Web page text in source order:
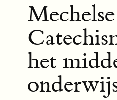
Mechelse
het